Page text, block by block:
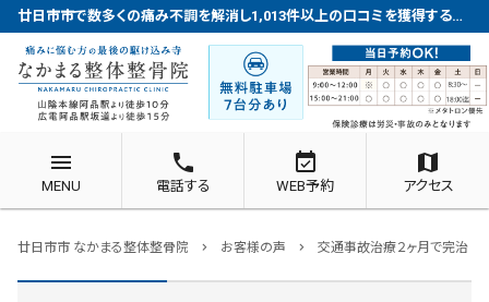
廿日市市で数多くの痛み不調を解消し1,013件以上の口コミを獲得する整体院
menu
MENU
phone
電話する
event_available
WEB予約
map
アクセス
廿日市市 なかまる整体整骨院 chevron_right お客様の声 chevron_right 交通事故治療２ヶ月で完治